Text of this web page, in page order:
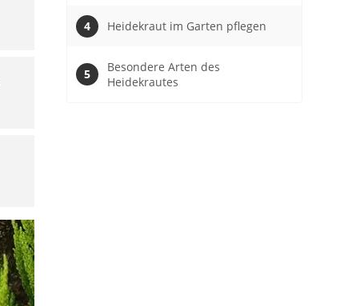
Heidekraut im Garten pflegen
Besondere Arten des
Heidekrautes